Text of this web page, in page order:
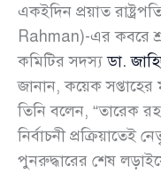
একইদিন প্রয়াত
Rahman)-এর কবরে
কমিটির সদস্যডা.
জানান, কয়েক সপ্তাহের
তিনি বলেন, “তারেক
নির্বাচনী প্রক্রিয়াতেই
পুনরুদ্ধারের শেষ